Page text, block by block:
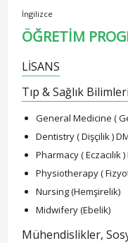
İngilizce
ÖĞRETİM
LİSANS
Tıp & Sağlık Bilimleri
General Medicine (
Dentistry ( Dişçilik )
Pharmacy ( Eczacılık
Physiotherapy (
Nursing (Hemşirelik)
Midwifery (Ebelik)
Mühendislikler,